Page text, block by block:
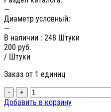
—
Диаметр условный:
—
В наличии : 248 Штуки
200 руб.
/ Штуки
Заказ от 1 единиц
- +
Добавить в корзину